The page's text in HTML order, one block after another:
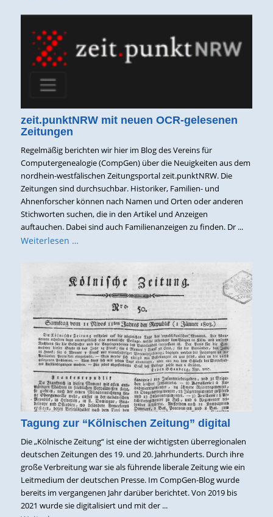
zeit.punktNRW mit neuen OCR-gelesenen
Zeitungen
Regelmäßig berichten wir hier im Blog des Vereins für
Computergenealogie (CompGen) über die Neuigkeiten aus dem
nordhein-westfälischen Zeitungsportal zeit.punktNRW. Die
Zeitungen sind durchsuchbar. Historiker, Familien- und
Ahnenforscher können nach Namen und Orten oder anderen
Stichworten suchen, die in den Artikel und Anzeigen
auftauchen. Dabei sind auch Familienanzeigen zu finden. Dr ...
Weiterlesen …
Tagung zur “Kölnischen Zeitung” digital
Die „Kölnische Zeitung“ ist eine der wichtigsten überregionalen
deutschen Zeitungen des 19. und 20. Jahrhunderts. Durch ihre
große Verbreitung war sie als führende liberale Zeitung wie ein
Leitmedium der deutschen Presse. Im CompGen-Blog wurde
bereits im vergangenen Jahr darüber berichtet. Von 2019 bis
2021 wurde sie digitalisiert und mit der ...